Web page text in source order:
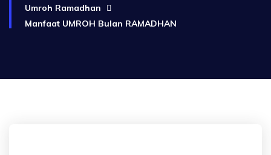
Umroh Ramadhan
Manfaat UMROH Bulan RAMADHAN